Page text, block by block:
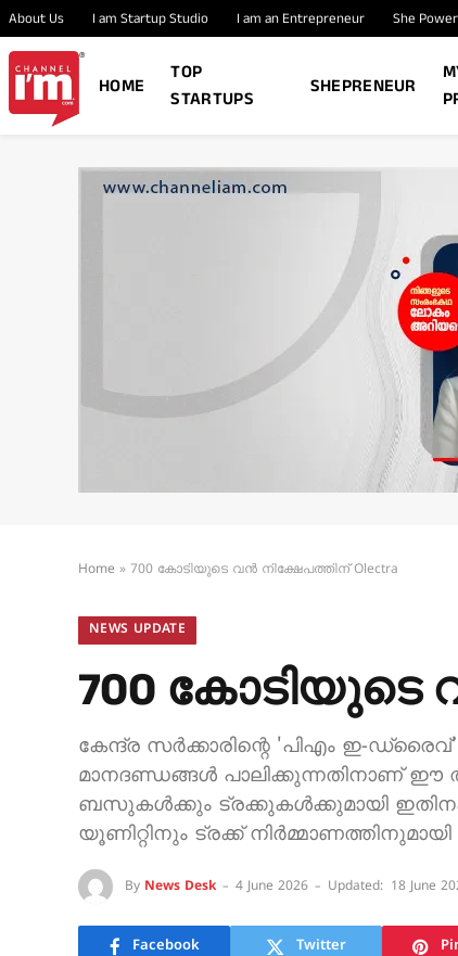
About Us I am Startup Studio I am an Entrepreneur She Power
HOME
TOP
STARTUPS
SHEPRENEUR
Home » 700 കോടിയുടെ വൻ നിക്ഷേപത്തിന് Olectra
NEWS UPDATE
700 കോടിയുടെ
കേന്ദ്ര സർക്കാരിന്റെ 'പിഎം ഇ-ഡ്രൈവ്'
മാനദണ്ഡങ്ങൾ പാലിക്കുന്നതിനാണ് ഈ
ബസുകൾക്കും ട്രക്കുകൾക്കുമായി
യൂണിറ്റിനും ട്രക്ക്
By News Desk 4 June 2026 Updated: 18 June
Facebook Twitter